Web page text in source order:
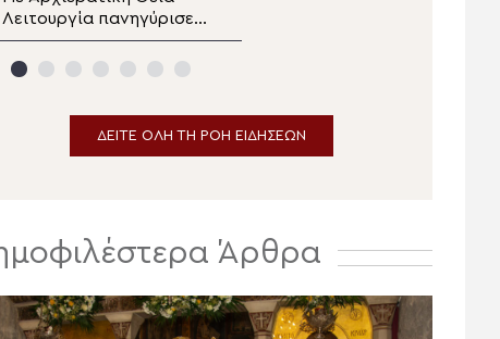
Λειτουργία πανηγύρισε ο
Ενοριακός Ναός
Μεταμορφώσεως του
ΔΕΙΤΕ ΟΛΗ ΤΗ ΡΟΗ ΕΙΔΗΣΕΩΝ
Άρθρα